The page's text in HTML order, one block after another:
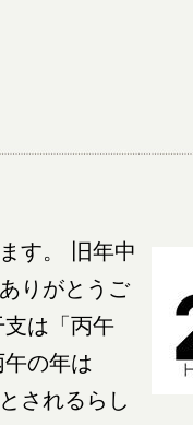
す。 旧年中
りがとうご
は「丙午
午の年は
されるらし